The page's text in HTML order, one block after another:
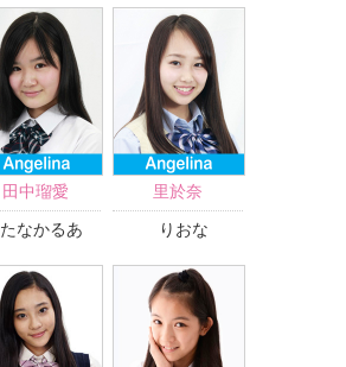
田中瑠愛
たなかるあ
里於奈
りおな